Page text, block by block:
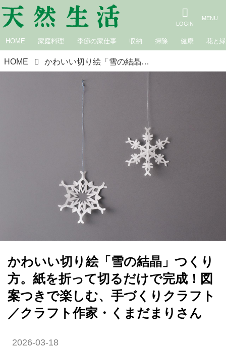
HOME 家庭料理 季節の家仕事 収納 掃除 健康 花と緑
HOME かわいい切り絵「雪の結晶」つくり方。紙を折って切るだけで完成！図案つきで楽しむ、手づくりクラフト／クラフト作家・くまだまりさん
かわいい切り絵「雪の結晶」つくり
方。紙を折って切るだけで完成！図
案つきで楽しむ、手づくりクラフト
／クラフト作家・くまだまりさん
2026-03-18